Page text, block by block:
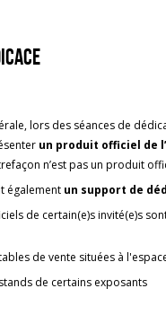
lors des séances de
un produit officiel de
n’est pas un produit
également un support de
de certain(e)s invité(e)s
de vente situées à
de certains exposants